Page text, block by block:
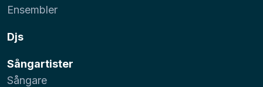
Ensembler
Djs
Sångartister
Sångare